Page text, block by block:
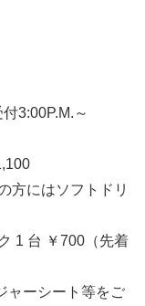
3:00P.M.～
方にはソフトドリ
1 台 ￥700（先着
ャーシート等をご